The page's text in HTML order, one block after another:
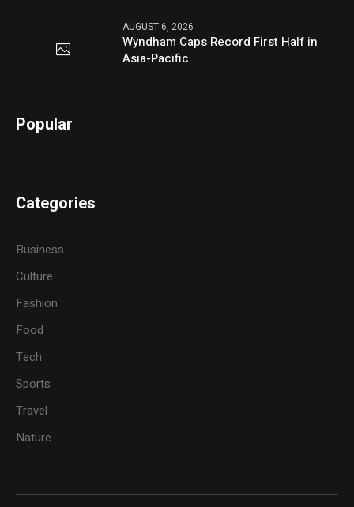
AUGUST 6, 2026
Wyndham Caps Record First Half in
Asia-Pacific
Popular
Categories
Business
Culture
Fashion
Food
Tech
Sports
Travel
Nature